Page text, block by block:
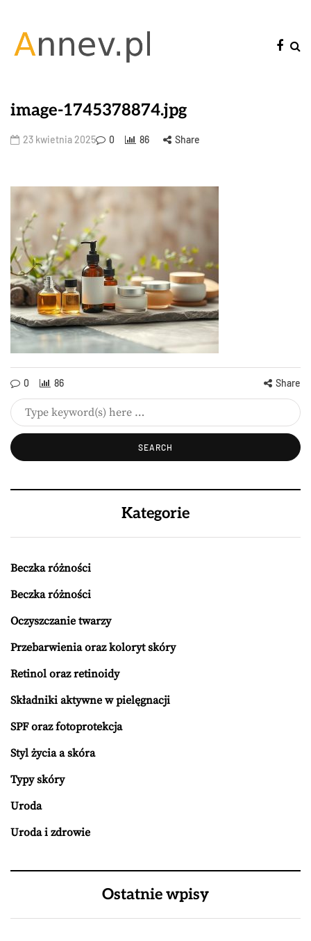
image-1745378874.jpg
23 kwietnia 2025 0 86 Share
0 86 Share
Kategorie
Beczka różności
Beczka różności
Oczyszczanie twarzy
Przebarwienia oraz koloryt skóry
Retinol oraz retinoidy
Składniki aktywne w pielęgnacji
SPF oraz fotoprotekcja
Styl życia a skóra
Typy skóry
Uroda
Uroda i zdrowie
Ostatnie wpisy